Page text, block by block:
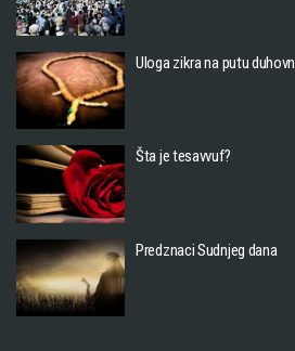
Uloga zikra na putu
Šta je tesavvuf?
Predznaci Sudnjeg dana